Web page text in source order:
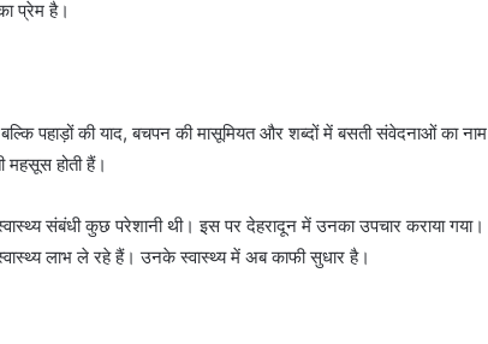
प्रेम है।
पहाड़ों की याद, बचपन की मासूमियत और शब्दों में बसती संवेदनाओं का नाम
महसूस होती हैं।
संबंधी कुछ परेशानी थी। इस पर देहरादून में उनका उपचार कराया गया।
लाभ ले रहे हैं। उनके स्वास्थ्य में अब काफी सुधार है।